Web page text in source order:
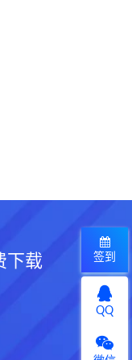
下载 签到
QQ